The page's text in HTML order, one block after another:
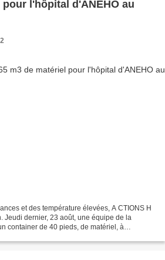
l'hôpital d'ANEHO au
et des température élevées, A CTIONS H
Jeudi dernier, 23 août, une équipe de la
container de 40 pieds, de matériel, à